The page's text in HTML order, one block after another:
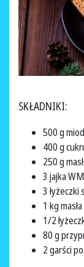
SKŁADNIKI:
500 g
400 g
250 g
3 jajka WM
3 łyżeczki
1 kg
1/2
80 g
2 garści